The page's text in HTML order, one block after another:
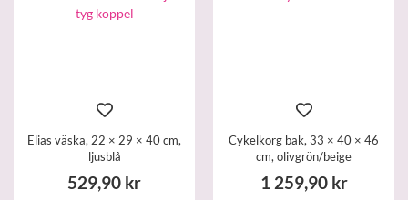
Elias väska, 22 × 29 × 40 cm,
ljusblå
529,90 kr
Cykelkorg bak, 33 × 40 × 46
cm, olivgrön/beige
1 259,90 kr